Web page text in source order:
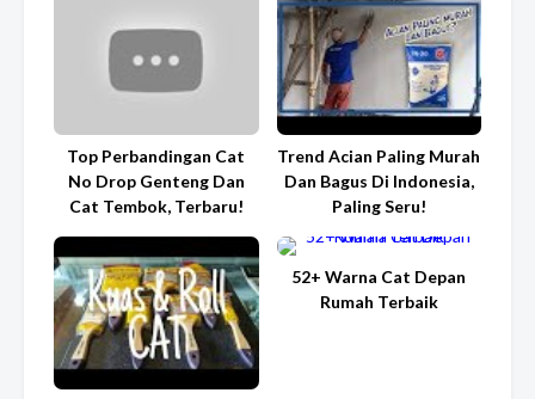
Top Perbandingan Cat
No Drop Genteng Dan
Cat Tembok, Terbaru!
Trend Acian Paling Murah
Dan Bagus Di Indonesia,
Paling Seru!
52+ Warna Cat Depan
Rumah Terbaik